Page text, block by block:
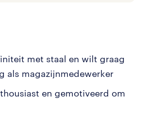
met staal en wilt graag
als magazijnmedewerker
en gemotiveerd om